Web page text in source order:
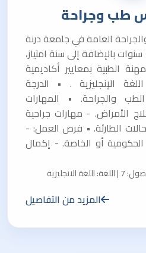
طب وجراحة
العامة في جامعة درنة
هو برنامج دراسي مدته 6 سنوات بالإضافة إلى سنة امتياز،
الطبية بمعايير أكاديمية
الإنجليزية . • الدرجة
والجراحة. • المهارات
الأمراض. - مهارات جراحية
الطارئة. • فرص العمل: -
أو الخاصة. - إكمال
المزيد من التفاصيل